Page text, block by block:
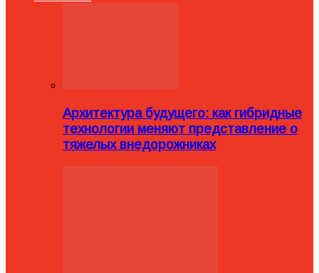
Архитектура будущего: как гибридные
технологии меняют представление о
тяжелых внедорожниках